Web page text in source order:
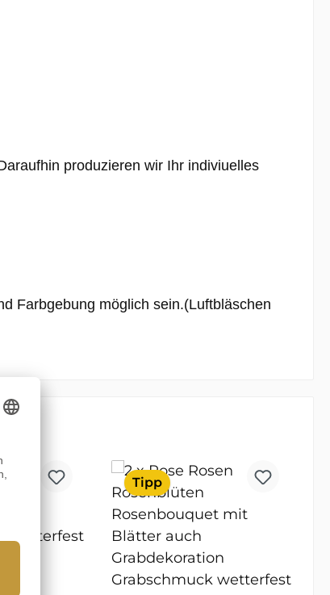
produzieren wir Ihr indiviuelles
Farbgebung möglich sein.(Luftbläschen
Tipp